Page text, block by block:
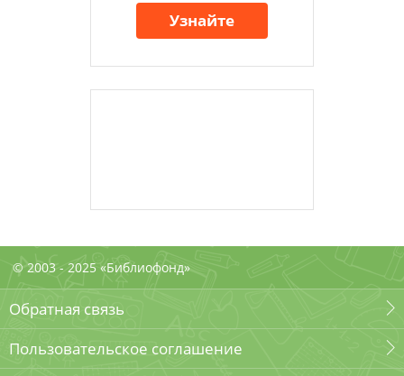
Узнайте
© 2003 - 2025 «Библиофонд»
Обратная связь
Пользовательское соглашение